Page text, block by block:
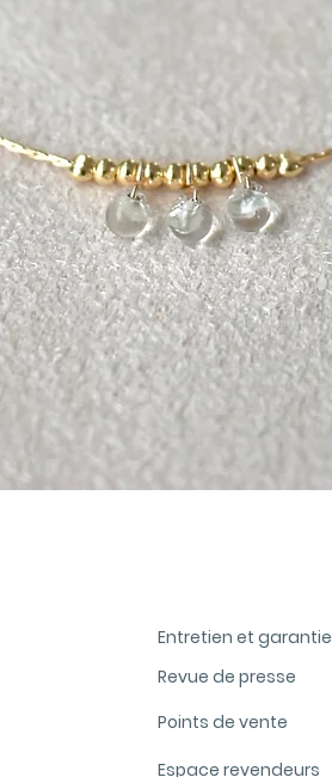
Entretien et garantie
Points de vente
Revue de presse
Espace revendeurs